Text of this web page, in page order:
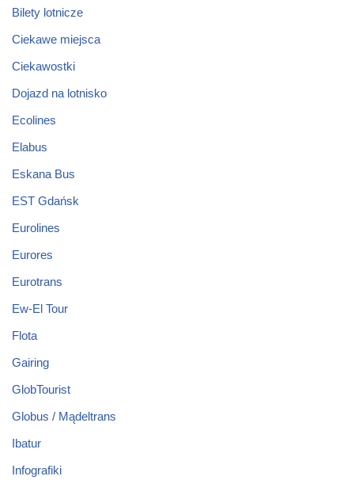
Bilety lotnicze
Ciekawe miejsca
Ciekawostki
Dojazd na lotnisko
Ecolines
Elabus
Eskana Bus
EST Gdańsk
Eurolines
Eurores
Eurotrans
Ew-El Tour
Flota
Gairing
GlobTourist
Globus / Mądeltrans
Ibatur
Infografiki